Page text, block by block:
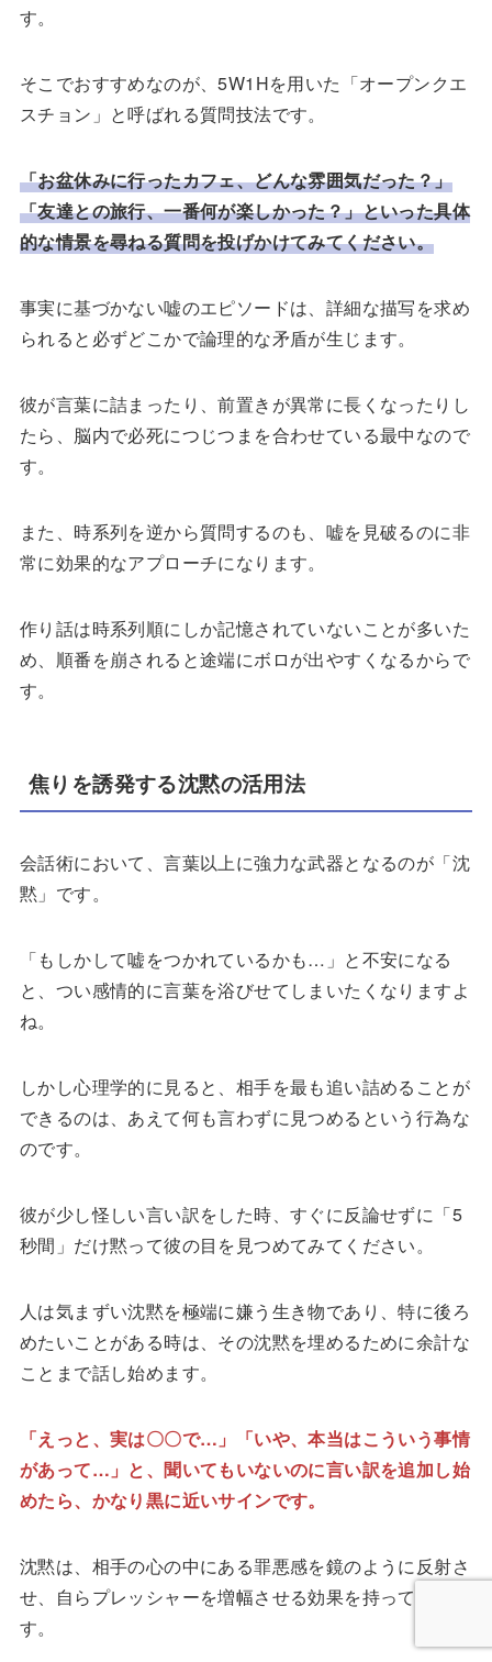
す。
そこでおすすめなのが、5W1Hを用いた「オープンクエ
スチョン」と呼ばれる質問技法です。
「お盆休みに行ったカフェ、どんな雰囲気だった？」
「友達との旅行、一番何が楽しかった？」といった具体
的な情景を尋ねる質問を投げかけてみてください。
事実に基づかない嘘のエピソードは、詳細な描写を求め
られると必ずどこかで論理的な矛盾が生じます。
彼が言葉に詰まったり、前置きが異常に長くなったりし
たら、脳内で必死につじつまを合わせている最中なので
す。
また、時系列を逆から質問するのも、嘘を見破るのに非
常に効果的なアプローチになります。
作り話は時系列順にしか記憶されていないことが多いた
め、順番を崩されると途端にボロが出やすくなるからで
す。
焦りを誘発する沈黙の活用法
会話術において、言葉以上に強力な武器となるのが「沈
黙」です。
「もしかして嘘をつかれているかも…」と不安になる
と、つい感情的に言葉を浴びせてしまいたくなりますよ
ね。
しかし心理学的に見ると、相手を最も追い詰めることが
できるのは、あえて何も言わずに見つめるという行為な
のです。
彼が少し怪しい言い訳をした時、すぐに反論せずに「5
秒間」だけ黙って彼の目を見つめてみてください。
人は気まずい沈黙を極端に嫌う生き物であり、特に後ろ
めたいことがある時は、その沈黙を埋めるために余計な
ことまで話し始めます。
「えっと、実は〇〇で…」「いや、本当はこういう事情
があって…」と、聞いてもいないのに言い訳を追加し始
めたら、かなり黒に近いサインです。
沈黙は、相手の心の中にある罪悪感を鏡のように反射さ
せ、自らプレッシャーを増幅させる効果を持っていま
す。